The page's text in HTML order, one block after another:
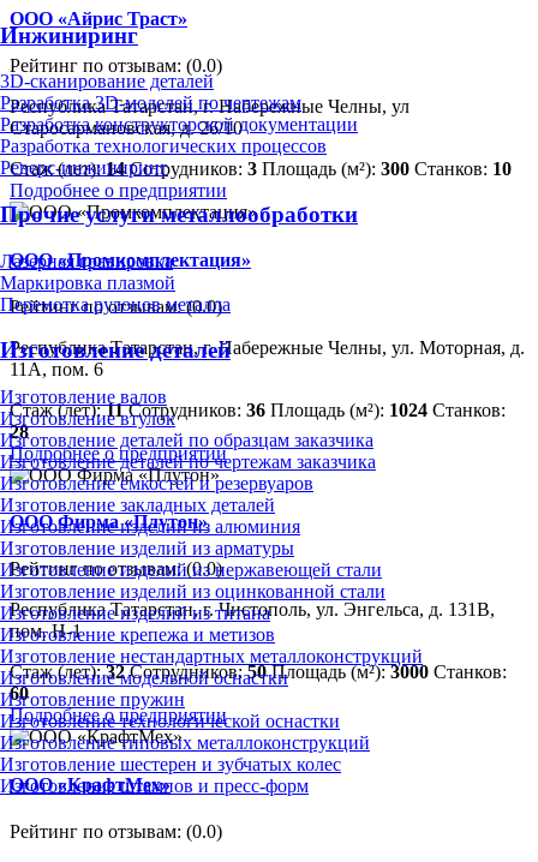
Инжиниринг
3D-сканирование деталей
Разработка 3D-моделей по чертежам
Разработка конструкторской документации
Разработка технологических процессов
Реверс-инжиниринг
Прочие услуги металлообработки
Лазерная гравировка
Маркировка плазмой
Перемотка рулонов металла
Изготовление деталей
Изготовление валов
Изготовление втулок
Изготовление деталей по образцам заказчика
Изготовление деталей по чертежам заказчика
Изготовление ёмкостей и резервуаров
Изготовление закладных деталей
Изготовление изделий из алюминия
Изготовление изделий из арматуры
Изготовление изделий из нержавеющей стали
Изготовление изделий из оцинкованной стали
Изготовление изделий из титана
Изготовление крепежа и метизов
Изготовление нестандартных металлоконструкций
Изготовление модельной оснастки
Изготовление пружин
Изготовление технологической оснастки
Изготовление типовых металлоконструкций
Изготовление шестерен и зубчатых колес
Изготовление штампов и пресс-форм
ООО «Айрис Траст»
Рейтинг по отзывам: (0.0)
Республика Татарстан, г. Набережные Челны, ул
Старосармановская, д. 26/10
Стаж (лет):14 Сотрудников: 3 Площадь (м²): 300 Станков: 10
Подробнее о предприятии
ООО «Промкомплектация»
Рейтинг по отзывам:(0.0)
Республика Татарстан, г. Набережные Челны, ул. Моторная, д.
11А, пом. 6
Стаж (лет):11 Сотрудников: 36 Площадь (м²): 1024 Станков:
28
Подробнее о предприятии
ООО Фирма «Плутон»
Рейтинг по отзывам:(0.0)
Республика Татарстан, г. Чистополь, ул. Энгельса, д. 131В,
пом. Н-1
Стаж (лет):32 Сотрудников:50 Площадь (м²):3000 Станков:
60
Подробнее о предприятии
ООО «КрафтМех»
Рейтинг по отзывам: (0.0)